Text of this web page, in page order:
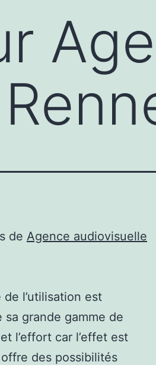
de Agence audiovisuelle
l’utilisation est
grande gamme de
l’effort car l’effet est
des possibilités